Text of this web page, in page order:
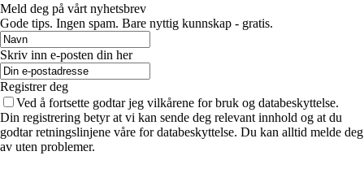
Meld deg på vårt nyhetsbrev
Gode ​​tips. Ingen spam. Bare nyttig kunnskap - gratis.
Skriv inn e-posten din her
Registrer deg
Ved å fortsette godtar jeg vilkårene for bruk og databeskyttelse.
Din registrering betyr at vi kan sende deg relevant innhold og at du
godtar retningslinjene våre for databeskyttelse. Du kan alltid melde deg
av uten problemer.